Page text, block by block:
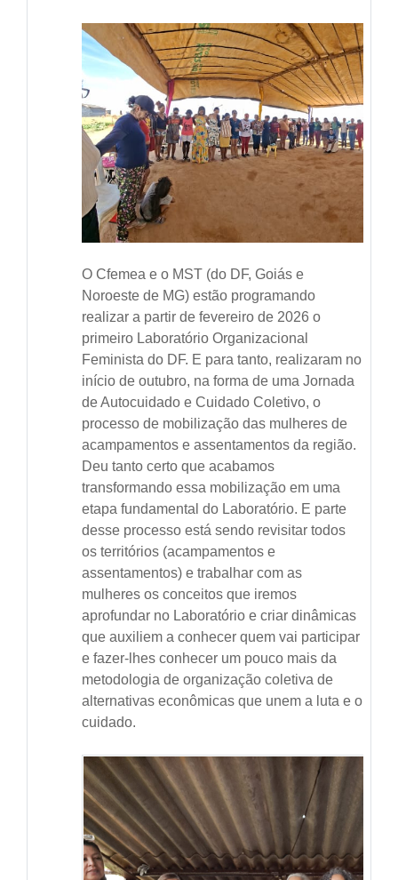
O Cfemea e o MST (do DF, Goiás e
Noroeste de MG) estão programando
realizar a partir de fevereiro de 2026 o
primeiro Laboratório Organizacional
Feminista do DF. E para tanto, realizaram no
início de outubro, na forma de uma Jornada
de Autocuidado e Cuidado Coletivo, o
processo de mobilização das mulheres de
acampamentos e assentamentos da região.
Deu tanto certo que acabamos
transformando essa mobilização em uma
etapa fundamental do Laboratório. E parte
desse processo está sendo revisitar todos
os territórios (acampamentos e
assentamentos) e trabalhar com as
mulheres os conceitos que iremos
aprofundar no Laboratório e criar dinâmicas
que auxiliem a conhecer quem vai participar
e fazer-lhes conhecer um pouco mais da
metodologia de organização coletiva de
alternativas econômicas que unem a luta e o
cuidado.